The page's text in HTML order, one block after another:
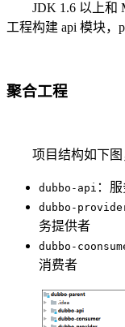
JDK 1.6 以上和
工程构建 api 模块，
聚合工程
项目结构如下图
dubbo-api ：
dubbo-
务提供者
dubbo-
消费者